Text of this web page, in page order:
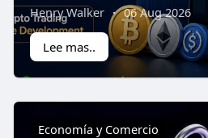
Henry Walker · 06 Aug 2026
Lee mas..
Economía y Comercio